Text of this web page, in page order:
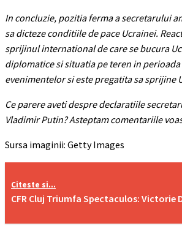
In concluzie, pozitia ferma a secretarului
sa dicteze conditiile de pace Ucrainei.
sprijinul international de care se bucura
diplomatice si situatia pe teren in
evenimentelor si este pregatita sa sprijine
Ce parere aveti despre declaratiile
Vladimir Putin? Asteptam comentariile
Sursa imaginii: Getty Images
Citeste si...
CFR Cluj Triumfa Spectaculos: